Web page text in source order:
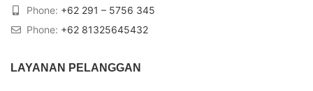
Phone: +62 291 – 5756 345
Phone: +62 81325645432
LAYANAN PELANGGAN